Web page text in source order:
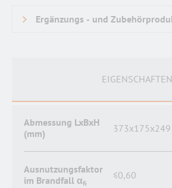
EIGENSCHAFTEN
Abmessung LxBxH
(mm)
373x175x249
Ausnutzungsfaktor
im Brandfall αfi
≤0,60